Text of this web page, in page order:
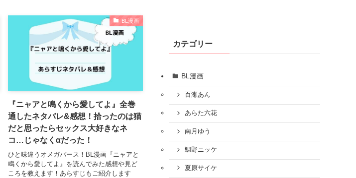
BL漫画
『ニャアと鳴くから愛してよ』全巻
通したネタバレ&感想！拾ったのは猫
だと思ったらセックス大好きなネ
コ…じゃなくαだった！
ひと味違うオメガバース！BL漫画『ニャアと
鳴くから愛してよ』を読んでみた感想や見ど
ころを教えます！あらすじもご紹介します
カテゴリー
BL漫画
百瀬あん
あらた六花
南月ゆう
鯛野ニッケ
夏原サイケ